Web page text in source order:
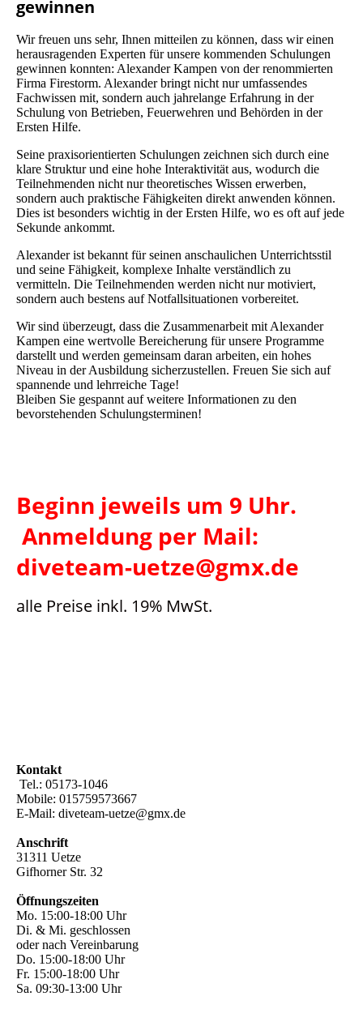
gewinnen
Wir freuen uns sehr, Ihnen mitteilen zu können, dass wir einen
herausragenden Experten für unsere kommenden Schulungen
gewinnen konnten: Alexander Kampen von der renommierten
Firma Firestorm. Alexander bringt nicht nur umfassendes
Fachwissen mit, sondern auch jahrelange Erfahrung in der
Schulung von Betrieben, Feuerwehren und Behörden in der
Ersten Hilfe.
Seine praxisorientierten Schulungen zeichnen sich durch eine
klare Struktur und eine hohe Interaktivität aus, wodurch die
Teilnehmenden nicht nur theoretisches Wissen erwerben,
sondern auch praktische Fähigkeiten direkt anwenden können.
Dies ist besonders wichtig in der Ersten Hilfe, wo es oft auf jede
Sekunde ankommt.
Alexander ist bekannt für seinen anschaulichen Unterrichtsstil
und seine Fähigkeit, komplexe Inhalte verständlich zu
vermitteln. Die Teilnehmenden werden nicht nur motiviert,
sondern auch bestens auf Notfallsituationen vorbereitet.
Wir sind überzeugt, dass die Zusammenarbeit mit Alexander
Kampen eine wertvolle Bereicherung für unsere Programme
darstellt und werden gemeinsam daran arbeiten, ein hohes
Niveau in der Ausbildung sicherzustellen. Freuen Sie sich auf
spannende und lehrreiche Tage!
Bleiben Sie gespannt auf weitere Informationen zu den
bevorstehenden Schulungsterminen!
Beginn jeweils um 9 Uhr.
Anmeldung per Mail:
diveteam-uetze@gmx.de
alle Preise inkl. 19% MwSt.
Kontakt
Tel.: 05173-1046
Mobile: 015759573667
E-Mail: diveteam-uetze@gmx.de
Anschrift
31311 Uetze
Gifhorner Str. 32
Öffnungszeiten
Mo. 15:00-18:00 Uhr
Di. & Mi. geschlossen
oder nach Vereinbarung
Do. 15:00-18:00 Uhr
Fr. 15:00-18:00 Uhr
Sa. 09:30-13:00 Uhr